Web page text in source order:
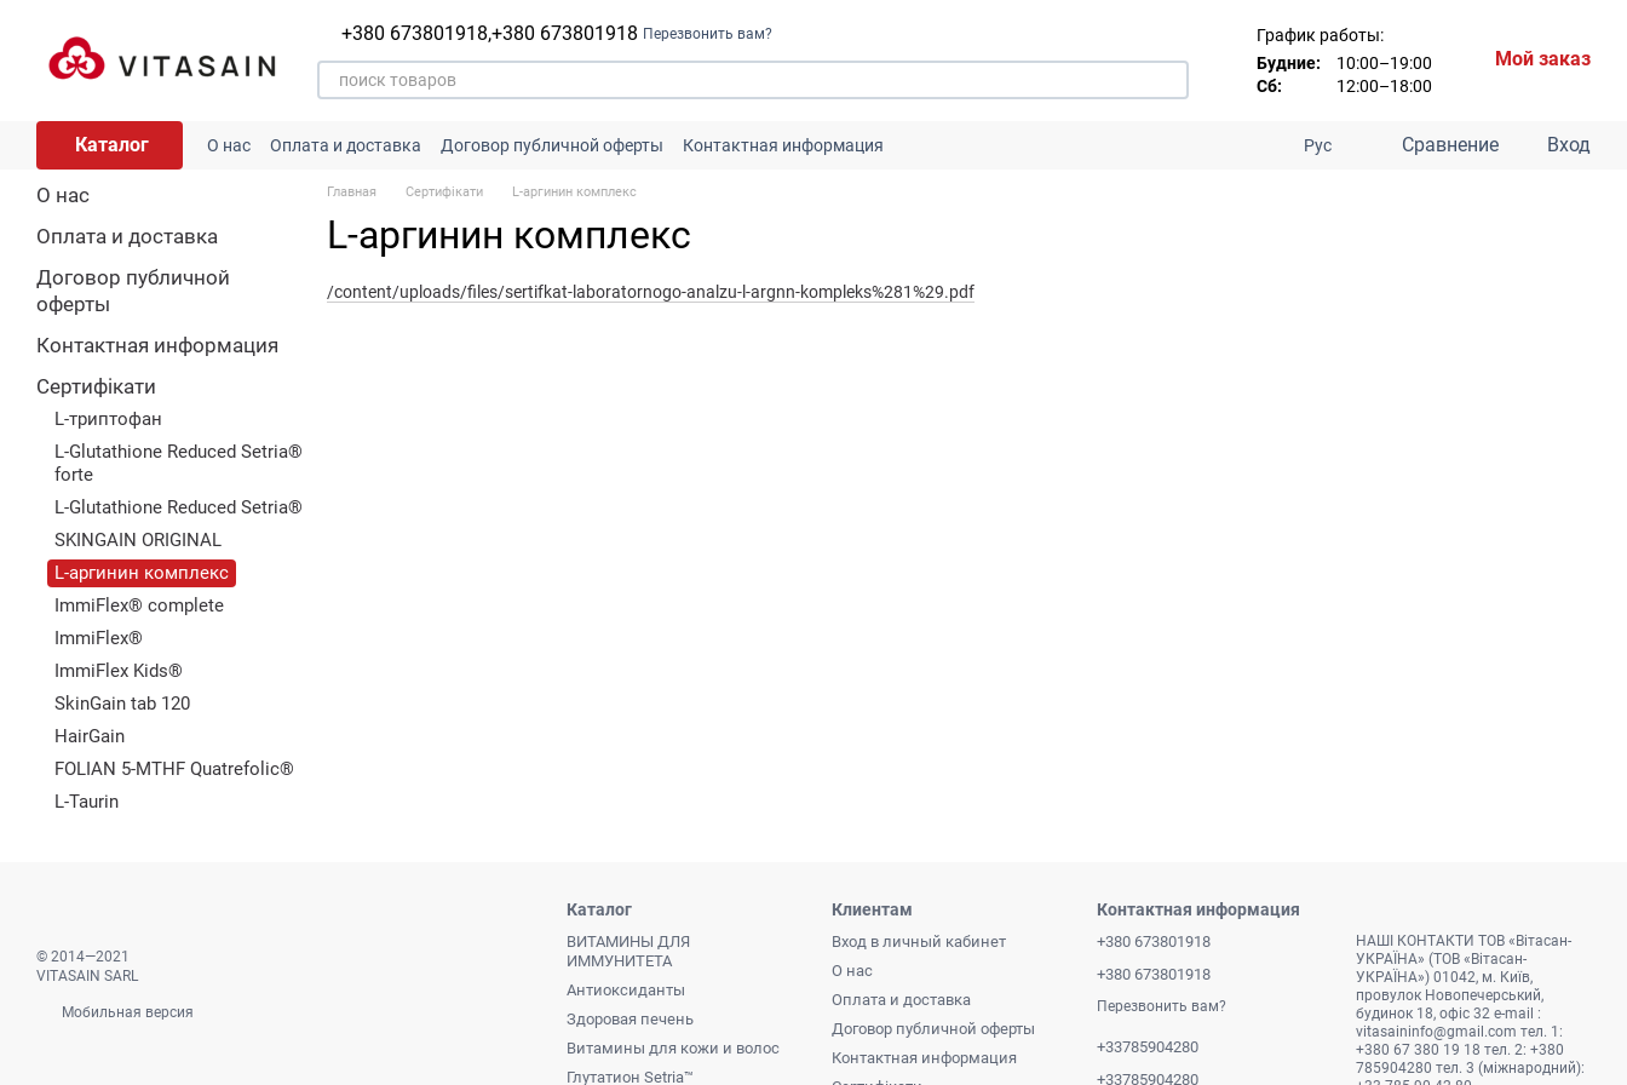
+380 673801918,+380 673801918 Перезвонить вам?
График работы:
Будние:
10:00–19:00
Сб:
12:00–18:00
Мой заказ
Каталог О нас Оплата и доставка Договор публичной оферты
Контактная информация
Рус Сравнение Вход
Главная Сертифікати L-аргинин комплекс
L-аргинин комплекс
/content/uploads/files/sertifkat-laboratornogo-analzu-l-argnn-kompleks%281%29.pdf
О нас
Оплата и доставка
Договор публичной
оферты
Контактная информация
Сертифікати
L-триптофан
L-Glutathione Reduced Setria®
forte
L-Glutathione Reduced Setria®
SKINGAIN ORIGINAL
L-аргинин комплекс
ImmiFlex® complete
ImmiFlex®
ImmiFlex Kids®
SkinGain tab 120
HairGain
FOLIAN 5-MTHF Quatrefolic®
L-Taurin
© 2014—2021
VITASAIN SARL
Мобильная версия
Каталог
ВИТАМИНЫ ДЛЯ
ИММУНИТЕТА
Антиоксиданты
Здоровая печень
Витамины для кожи и волос
Глутатион Setria™
Клиентам
Вход в личный кабинет
О нас
Оплата и доставка
Договор публичной оферты
Контактная информация
Контактная информация
+380 673801918
+380 673801918
Перезвонить вам?
+33785904280
+33785904280
НАШІ КОНТАКТИ ТОВ «Вітасан-
УКРАЇНА» (ТОВ «Вітасан-
УКРАЇНА») 01042, м. Київ,
провулок Новопечерський,
будинок 18, офіс 32 e-mail :
vitasaininfo@gmail.com
+380 67 380 19 18 тел. 2: +380
785904280 тел. 3 (міжнародний):